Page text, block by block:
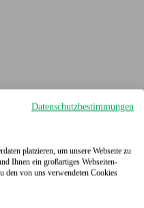
Datenschutzbestimmungen
platzieren, um unsere Webseite zu
Ihnen ein großartiges Webseiten-
den von uns verwendeten Cookies